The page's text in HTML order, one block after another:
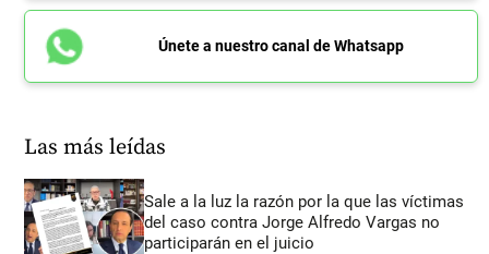
Únete a nuestro canal de Whatsapp
Las más leídas
Sale a la luz la razón por la que las víctimas
del caso contra Jorge Alfredo Vargas no
participarán en el juicio